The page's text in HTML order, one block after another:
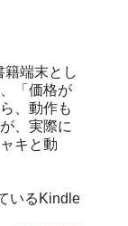
籍端末とし
「価格が
、動作も
、実際に
キと動
いるKindle